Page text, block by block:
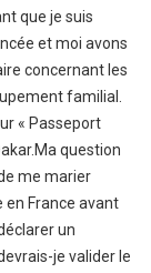
que je suis
et moi avons
concernant les
familial.
« Passeport
question
me marier
en France avant
un
je valider le